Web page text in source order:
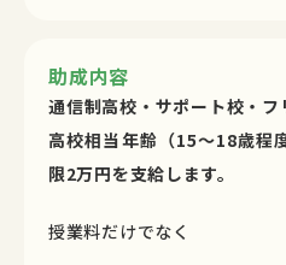
助成内容
通信制高校・サポート校・
高校相当年齢（15〜18歳程
限2万円を支給します。
授業料だけでなく